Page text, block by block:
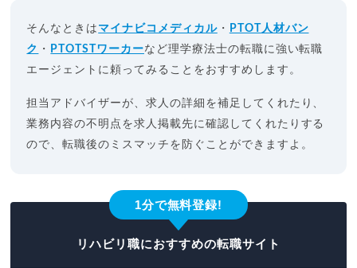
そんなときは マイナビコメディカル・
PTOT人材バン
ク
・ PTOTSTワーカーなど理学療法士の転職に強い転職
エージェントに頼ってみることをおすすめします。
担当アドバイザーが、求人の詳細を補足してくれたり、
業務内容の不明点を求人掲載先に確認してくれたりする
ので、転職後のミスマッチを防ぐことができますよ。
1分で無料登録!
リハビリ職におすすめの転職サイト